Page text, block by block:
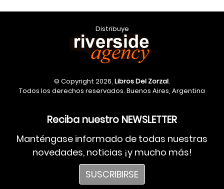
Distribuye
© Copyright 2026, Libros Del Zorzal.
Todos los derechos reservados. Buenos Aires, Argentina
Reciba nuestro NEWSLETTER
Manténgase informado de todas nuestras
novedades, noticias ¡y mucho más!
SUSCRIBIRSE